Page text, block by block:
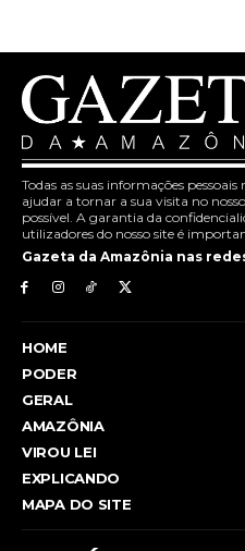
Todas as suas informações
ajudar a tornar a sua visita no
possível. A garantia da
utilizadores do nosso site é
Gazeta da Amazônia nas
HOME
PODER
GERAL
AMAZÔNIA
VIROU LEI
EXPLICANDO
MAPA DO SITE